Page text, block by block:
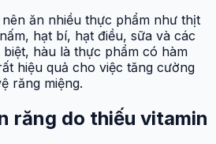
ăn nhiều thực phẩm như thịt
hạt bí, hạt điều, sữa và các
hàu là thực phẩm có hàm
hiệu quả cho việc tăng cường
răng miệng.
răng do thiếu vitamin